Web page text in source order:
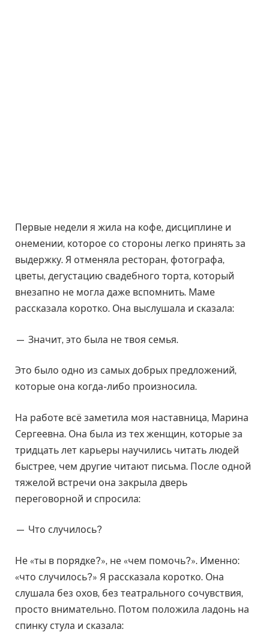
Первые недели я жила на кофе, дисциплине и
онемении, которое со стороны легко принять за
выдержку. Я отменяла ресторан, фотографа,
цветы, дегустацию свадебного торта, который
внезапно не могла даже вспомнить. Маме
рассказала коротко. Она выслушала и сказала:
— Значит, это была не твоя семья.
Это было одно из самых добрых предложений,
которые она когда-либо произносила.
На работе всё заметила моя наставница, Марина
Сергеевна. Она была из тех женщин, которые за
тридцать лет карьеры научились читать людей
быстрее, чем другие читают письма. После одной
тяжелой встречи она закрыла дверь
переговорной и спросила:
— Что случилось?
Не «ты в порядке?», не «чем помочь?». Именно:
«что случилось?» Я рассказала коротко. Она
слушала без охов, без театрального сочувствия,
просто внимательно. Потом положила ладонь на
спинку стула и сказала: